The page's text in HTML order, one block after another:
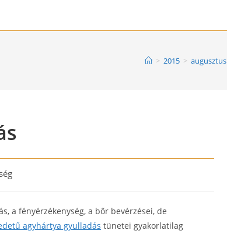
> 2015 > augusztus
a fényérzékenység, a bőr bevérzései, de
agyhártya gyulladás tünetei gyakorlatilag